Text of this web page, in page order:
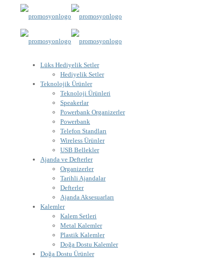
Lüks Hediyelik Setler
Hediyelik Setler
Teknolojik Ürünler
Teknoloji Ürünleri
Speakerlar
Powerbank Organizerler
Powerbank
Telefon Standları
Wireless Ürünler
USB Bellekler
Ajanda ve Defterler
Organizerler
Tarihli Ajandalar
Defterler
Ajanda Aksesuarları
Kalemler
Kalem Setleri
Metal Kalemler
Plastik Kalemler
Doğa Dostu Kalemler
Doğa Dostu Ürünler